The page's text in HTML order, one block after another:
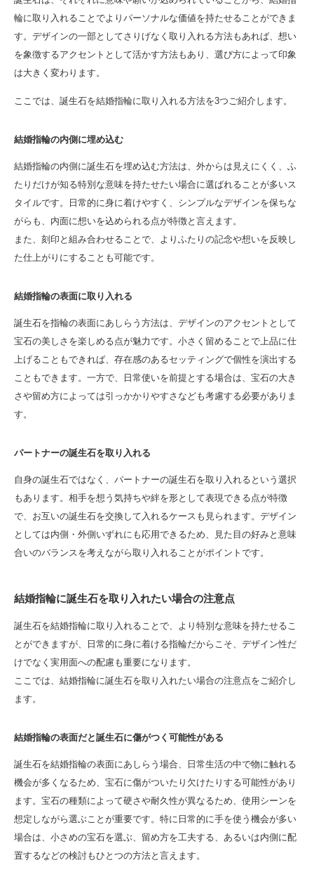
輪に取り入れることでよりパーソナルな価値を持たせることができま
す。デザインの一部としてさりげなく取り入れる方法もあれば、想い
を象徴するアクセントとして活かす方法もあり、選び方によって印象
は大きく変わります。
ここでは、誕生石を結婚指輪に取り入れる方法を3つご紹介します。
結婚指輪の内側に埋め込む
結婚指輪の内側に誕生石を埋め込む方法は、外からは見えにくく、ふ
たりだけが知る特別な意味を持たせたい場合に選ばれることが多いス
タイルです。日常的に身に着けやすく、シンプルなデザインを保ちな
がらも、内面に想いを込められる点が特徴と言えます。
また、刻印と組み合わせることで、よりふたりの記念や想いを反映し
た仕上がりにすることも可能です。
結婚指輪の表面に取り入れる
誕生石を指輪の表面にあしらう方法は、デザインのアクセントとして
宝石の美しさを楽しめる点が魅力です。小さく留めることで上品に仕
上げることもできれば、存在感のあるセッティングで個性を演出する
こともできます。一方で、日常使いを前提とする場合は、宝石の大き
さや留め方によっては引っかかりやすさなども考慮する必要がありま
す。
パートナーの誕生石を取り入れる
自身の誕生石ではなく、パートナーの誕生石を取り入れるという選択
もあります。相手を想う気持ちや絆を形として表現できる点が特徴
で、お互いの誕生石を交換して入れるケースも見られます。デザイン
としては内側・外側いずれにも応用できるため、見た目の好みと意味
合いのバランスを考えながら取り入れることがポイントです。
結婚指輪に誕生石を取り入れたい場合の注意点
誕生石を結婚指輪に取り入れることで、より特別な意味を持たせるこ
とができますが、日常的に身に着ける指輪だからこそ、デザイン性だ
けでなく実用面への配慮も重要になります。
ここでは、結婚指輪に誕生石を取り入れたい場合の注意点をご紹介し
ます。
結婚指輪の表面だと誕生石に傷がつく可能性がある
誕生石を結婚指輪の表面にあしらう場合、日常生活の中で物に触れる
機会が多くなるため、宝石に傷がついたり欠けたりする可能性があり
ます。宝石の種類によって硬さや耐久性が異なるため、使用シーンを
想定しながら選ぶことが重要です。特に日常的に手を使う機会が多い
場合は、小さめの宝石を選ぶ、留め方を工夫する、あるいは内側に配
置するなどの検討もひとつの方法と言えます。